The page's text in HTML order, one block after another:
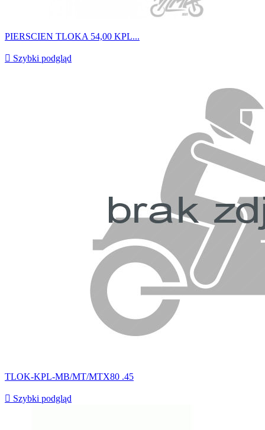
PIERSCIEN TLOKA 54,00 KPL...
 Szybki podgląd
TLOK-KPL-MB/MT/MTX80 .45
 Szybki podgląd